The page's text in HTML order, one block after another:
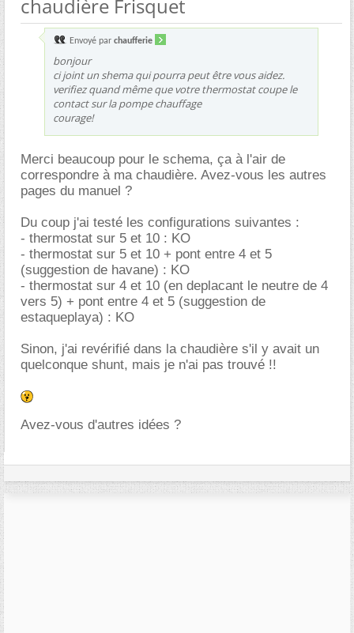
chaudière Frisquet
Envoyé par chaufferie
bonjour
ci joint un shema qui pourra peut être vous aidez.
verifiez quand même que votre thermostat coupe le
contact sur la pompe chauffage
courage!
Merci beaucoup pour le schema, ça à l'air de
correspondre à ma chaudière. Avez-vous les autres
pages du manuel ?
Du coup j'ai testé les configurations suivantes :
- thermostat sur 5 et 10 : KO
- thermostat sur 5 et 10 + pont entre 4 et 5
(suggestion de havane) : KO
- thermostat sur 4 et 10 (en deplacant le neutre de 4
vers 5) + pont entre 4 et 5 (suggestion de
estaqueplaya) : KO
Sinon, j'ai revérifié dans la chaudière s'il y avait un
quelconque shunt, mais je n'ai pas trouvé !!
Avez-vous d'autres idées ?